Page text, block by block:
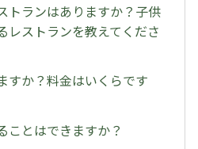
トランはありますか？子供
レストランを教えてくださ
すか？料金はいくらです
ことはできますか？